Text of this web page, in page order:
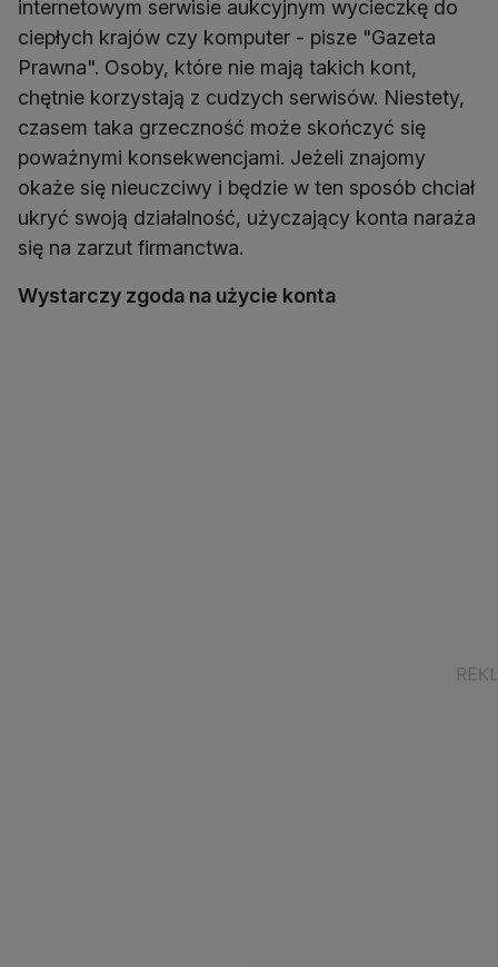
internetowym serwisie aukcyjnym wycieczkę do
ciepłych krajów czy komputer - pisze "Gazeta
Prawna". Osoby, które nie mają takich kont,
chętnie korzystają z cudzych serwisów. Niestety,
czasem taka grzeczność może skończyć się
poważnymi konsekwencjami. Jeżeli znajomy
okaże się nieuczciwy i będzie w ten sposób chciał
ukryć swoją działalność, użyczający konta naraża
się na zarzut firmanctwa.
Wystarczy zgoda na użycie konta